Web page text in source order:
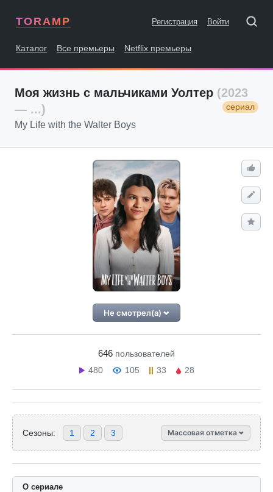
TORAMP Регистрация Войти
Каталог Все премьеры Netflix премьеры
Моя жизнь с мальчиками Уолтер (2023
— ...)
сериал
My Life with the Walter Boys
Не смотрел(а)
646 пользователей
480
105 33 28
Сезоны: 1 2 3 Массовая отметка
О сериале